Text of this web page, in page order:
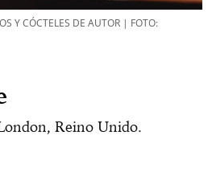
Y CÓCTELES DE AUTOR | FOTO:
Reino Unido.